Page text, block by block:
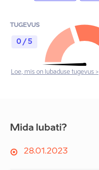
TUGEVUS
0 / 5
Loe, mis on lubaduse tugevus >
Mida lubati?
28.01.2023